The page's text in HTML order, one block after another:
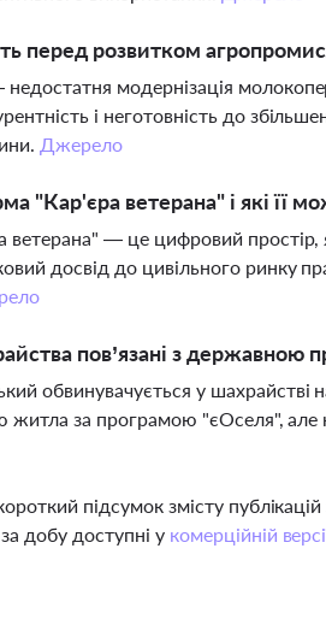
перед розвитком
модернізація
і неготовність до
Джерело
"Кар'єра ветерана" і які її
— це цифровий простір,
досвід до цивільного ринку
пов’язані з державною
обвинувачується у
житла за програмою "єОселя",
підсумок змісту
добу доступні у комерційній